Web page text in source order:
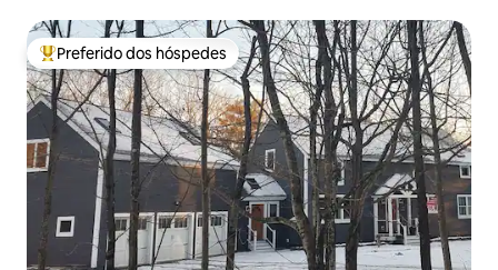
Entre os melhores preferidos dos hóspedes
Preferido dos hóspedes